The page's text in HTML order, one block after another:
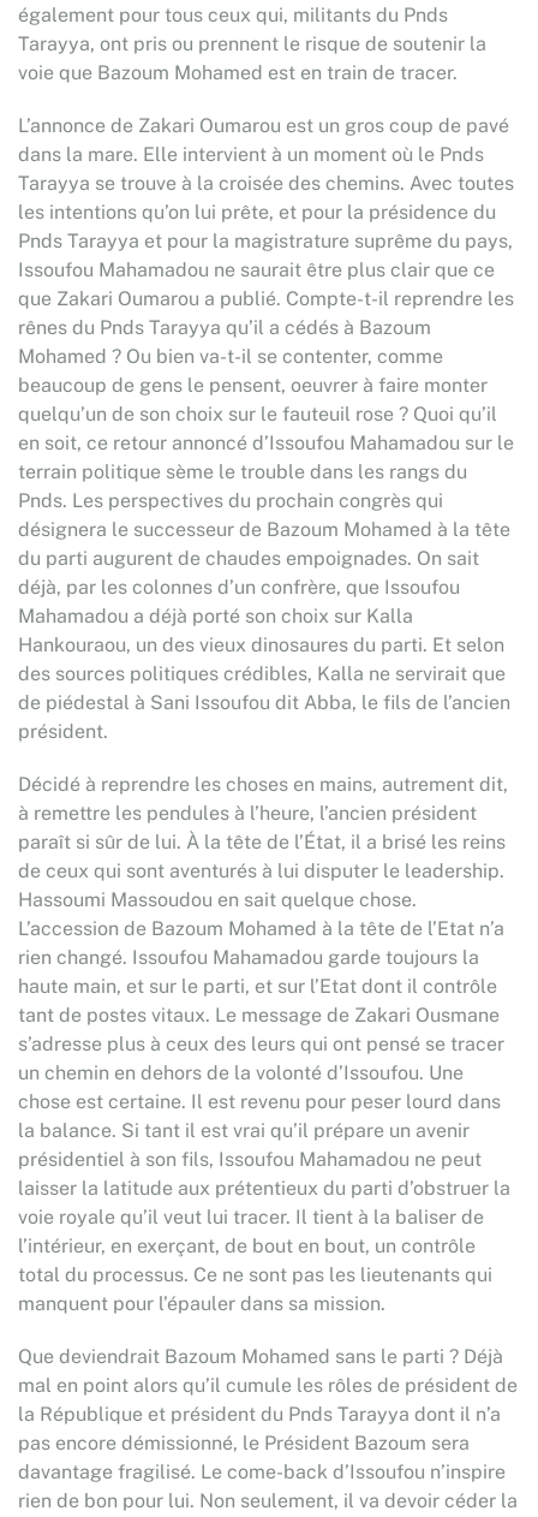
également pour tous ceux qui, militants du Pnds
Tarayya, ont pris ou prennent le risque de soutenir la
voie que Bazoum Mohamed est en train de tracer.
L’annonce de Zakari Oumarou est un gros coup de pavé
dans la mare. Elle intervient à un moment où le Pnds
Tarayya se trouve à la croisée des chemins. Avec toutes
les intentions qu’on lui prête, et pour la présidence du
Pnds Tarayya et pour la magistrature suprême du pays,
Issoufou Mahamadou ne saurait être plus clair que ce
que Zakari Oumarou a publié. Compte-t-il reprendre les
rênes du Pnds Tarayya qu’il a cédés à Bazoum
Mohamed ? Ou bien va-t-il se contenter, comme
beaucoup de gens le pensent, oeuvrer à faire monter
quelqu’un de son choix sur le fauteuil rose ? Quoi qu’il
en soit, ce retour annoncé d’Issoufou Mahamadou sur le
terrain politique sème le trouble dans les rangs du
Pnds. Les perspectives du prochain congrès qui
désignera le successeur de Bazoum Mohamed à la tête
du parti augurent de chaudes empoignades. On sait
déjà, par les colonnes d’un confrère, que Issoufou
Mahamadou a déjà porté son choix sur Kalla
Hankouraou, un des vieux dinosaures du parti. Et selon
des sources politiques crédibles, Kalla ne servirait que
de piédestal à Sani Issoufou dit Abba, le fils de l’ancien
président.
Décidé à reprendre les choses en mains, autrement dit,
à remettre les pendules à l’heure, l’ancien président
paraît si sûr de lui. À la tête de l’État, il a brisé les reins
de ceux qui sont aventurés à lui disputer le leadership.
Hassoumi Massoudou en sait quelque chose.
L’accession de Bazoum Mohamed à la tête de l’Etat n’a
rien changé. Issoufou Mahamadou garde toujours la
haute main, et sur le parti, et sur l’Etat dont il contrôle
tant de postes vitaux. Le message de Zakari Ousmane
s’adresse plus à ceux des leurs qui ont pensé se tracer
un chemin en dehors de la volonté d’Issoufou. Une
chose est certaine. Il est revenu pour peser lourd dans
la balance. Si tant il est vrai qu’il prépare un avenir
présidentiel à son fils, Issoufou Mahamadou ne peut
laisser la latitude aux prétentieux du parti d’obstruer la
voie royale qu’il veut lui tracer. Il tient à la baliser de
l’intérieur, en exerçant, de bout en bout, un contrôle
total du processus. Ce ne sont pas les lieutenants qui
manquent pour l’épauler dans sa mission.
Que deviendrait Bazoum Mohamed sans le parti ? Déjà
mal en point alors qu’il cumule les rôles de président de
la République et président du Pnds Tarayya dont il n’a
pas encore démissionné, le Président Bazoum sera
davantage fragilisé. Le come-back d’Issoufou n’inspire
rien de bon pour lui. Non seulement, il va devoir céder la